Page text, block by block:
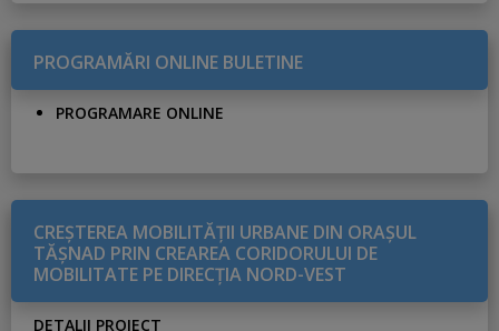
PROGRAMĂRI ONLINE BULETINE
PROGRAMARE ONLINE
CREŞTEREA MOBILITĂŢII URBANE DIN ORAŞUL
TĂŞNAD PRIN CREAREA CORIDORULUI DE
MOBILITATE PE DIRECŢIA NORD-VEST
DETALII PROIECT